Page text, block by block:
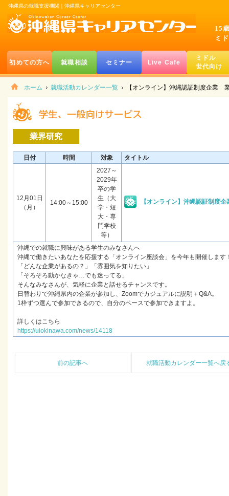
沖縄県の就職支援機関｜沖縄県キャリアセンター
15
ミ
初めての方へ 就職相談 セミナー Live Cafe
ミドル
世代向け
ホーム 就職活動カレンダー一覧 【オンライン】沖縄認証制度企業
業界研究
日付 時間 対象 タイトル
12月01日
（月）
14:00～15:00
2027～
2029年
卒の学
生（大
学・短
大・専
門学校
等）
【オンライン】沖縄認証制度
沖縄での就職に興味がある学生のみなさんへ
沖縄で働きたいあなたを応援する「オンライン座談会」を今年も開催します
「どんな企業があるの？」「雰囲気を知りたい」
「そろそろ動かなきゃ…でも迷ってる」
そんなみなさんが、気軽に企業と話せるチャンスです。
日替わりで沖縄県内の企業が参加し、Zoomでカジュアルに説明＋Q&A。
1枠ずつ選んで参加できるので、自分のペースで参加できますよ。
詳しくはこちら
https://uiokinawa.com/news/14118
前の記事へ 就職活動カレンダー一覧へ戻